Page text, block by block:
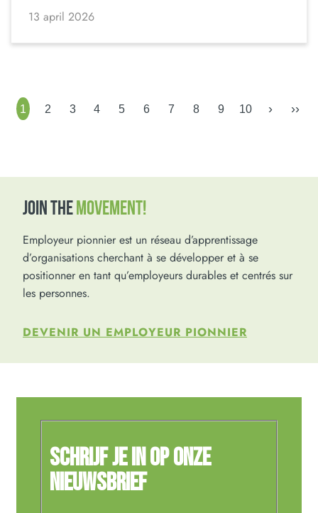
13 april 2026
1 2 3 4 5 6 7 8 9 10 › ››
JOIN THEMOVEMENT!
Employeur pionnier est un réseau d’apprentissage
d’organisations cherchant à se développer et à se
positionner en tant qu’employeurs durables et centrés sur
les personnes.
DEVENIR UN EMPLOYEUR PIONNIER